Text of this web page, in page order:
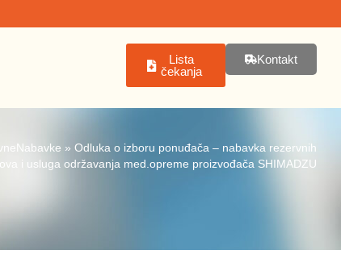
Lista
čekanja
Kontakt
» Odluka o izboru ponuđača – nabavka rezervnih
i usluga održavanja med.opreme proizvođača SHIMADZU